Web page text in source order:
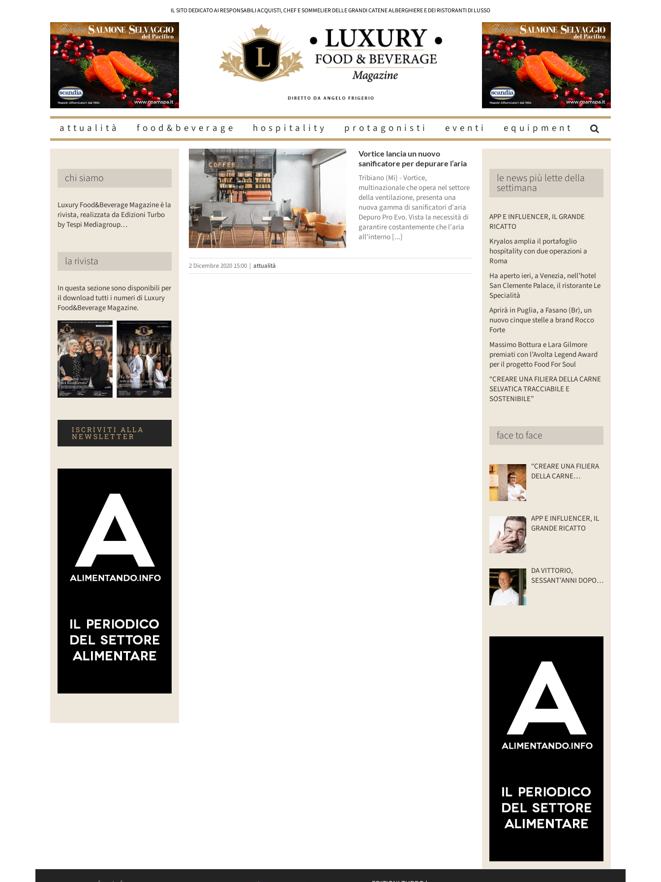
IL SITO DEDICATO AI RESPONSABILI ACQUISTI, CHEF E SOMMELIER DELLE GRANDI CATENE ALBERGHIERE E DEI RISTORANTI DI LUSSO
attualità food&beverage hospitality protagonisti eventi equipment
Vortice lancia un nuovo
sanificatore per depurare l’aria
Tribiano (Mi) - Vortice,
multinazionale che opera nel settore
della ventilazione, presenta una
nuova gamma di sanificatori d'aria
Depuro Pro Evo. Vista la necessità di
garantire costantemente che l'aria
all'interno [...]
2 Dicembre 2020 15:00 | attualità
chi siamo
Luxury Food&Beverage Magazine è la
rivista, realizzata da Edizioni Turbo
by Tespi Mediagroup…
la rivista
In questa sezione sono disponibili per
il download tutti i numeri di Luxury
Food&Beverage Magazine.
ISCRIVITI ALLA
NEWSLETTER
le news più lette della
settimana
APP E INFLUENCER, IL GRANDE
RICATTO
Kryalos amplia il portafoglio
hospitality con due operazioni a
Roma
Ha aperto ieri, a Venezia, nell’hotel
San Clemente Palace, il ristorante Le
Specialità
Aprirà in Puglia, a Fasano (Br), un
nuovo cinque stelle a brand Rocco
Forte
Massimo Bottura e Lara Gilmore
premiati con l’Avolta Legend Award
per il progetto Food For Soul
“CREARE UNA FILIERA DELLA CARNE
SELVATICA TRACCIABILE E
SOSTENIBILE”
face to face
“CREARE UNA FILIERA
DELLA CARNE
APP E INFLUENCER, IL
GRANDE RICATTO
DA VITTORIO,
SESSANT’ANNI DOPO: